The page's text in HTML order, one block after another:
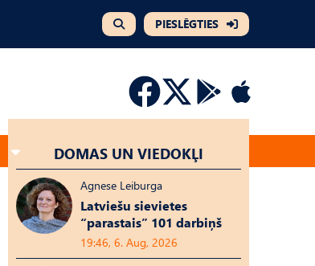
PIESLĒGTIES
DOMAS UN VIEDOKĻI
Agnese Leiburga
Latviešu sievietes
“parastais” 101 darbiņš
19:46, 6. Aug, 2026